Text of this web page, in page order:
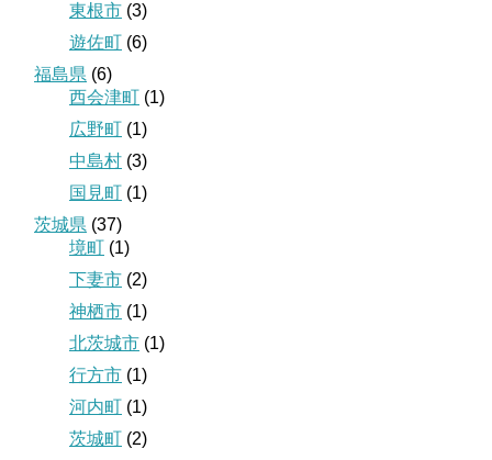
東根市 (3)
遊佐町
(6)
福島県 (6)
西会津町
(1)
広野町
(1)
中島村 (3)
国見町
(1)
茨城県 (37)
境町
(1)
下妻市 (2)
神栖市 (1)
北茨城市 (1)
行方市 (1)
河内町
(1)
茨城町
(2)